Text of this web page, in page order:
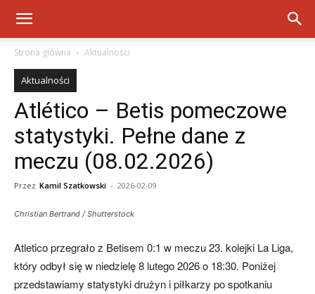
Strona główna Aktualności
Aktualności
Atlético – Betis pomeczowe
statystyki. Pełne dane z
meczu (08.02.2026)
Przez Kamil Szatkowski - 2026-02-09
Christian Bertrand / Shutterstock
Atletico przegrało z Betisem 0:1 w meczu 23. kolejki La Liga,
który odbył się w niedzielę 8 lutego 2026 o 18:30. Poniżej
przedstawiamy statystyki drużyn i piłkarzy po spotkaniu